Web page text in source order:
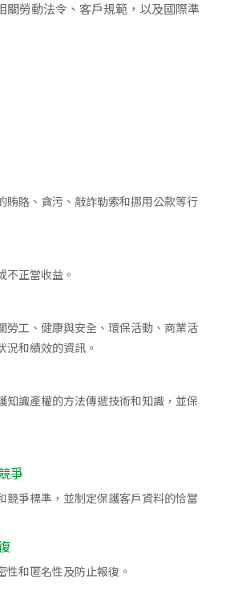
關勞動法令、客戶規範，以及國際準
賄賂、貪污、敲詐勒索和挪用公款等行
不正當收益。
勞工、健康與安全、環保活動、商業活
況和績效的資訊。
知識產權的方法傳遞技術和知識，並保
爭
競爭標準，並制定保護客戶資料的恰當
性和匿名性及防止報復。